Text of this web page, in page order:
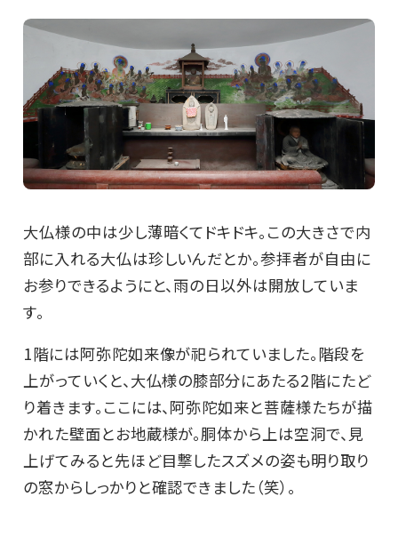
大仏様の中は少し薄暗くてドキドキ。この大きさで内
部に入れる大仏は珍しいんだとか。参拝者が自由に
お参りできるようにと、雨の日以外は開放していま
す。
1階には阿弥陀如来像が祀られていました。階段を
上がっていくと、大仏様の膝部分にあたる2階にたど
り着きます。ここには、阿弥陀如来と菩薩様たちが描
かれた壁面とお地蔵様が。胴体から上は空洞で、見
上げてみると先ほど目撃したスズメの姿も明り取り
の窓からしっかりと確認できました（笑）。